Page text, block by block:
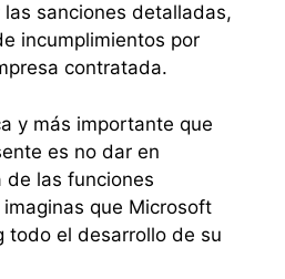
sanciones detalladas,
incumplimientos por
contratada.
y más importante que
es no dar en
de las funciones
que Microsoft
todo el desarrollo de su